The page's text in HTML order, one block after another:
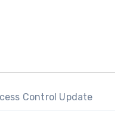
Control Update